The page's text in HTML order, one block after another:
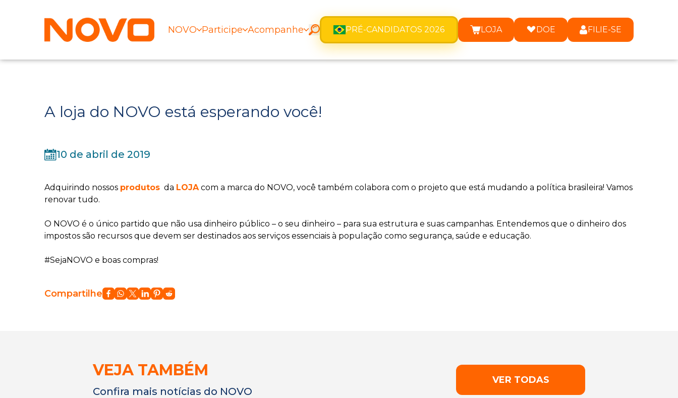
NOVO Participe Acompanhe PRÉ-CANDIDATOS 2026 LOJA DOE FILIE-SE
A loja do NOVO está esperando você!
10 de abril de 2019
Adquirindo nossos produtos da LOJAcom a marca do NOVO, você também colabora com o projeto que está mudando a política brasileira! Vamos
renovar tudo.
O NOVO é o único partido que não usa dinheiro público – o seu dinheiro – para sua estrutura e suas campanhas. Entendemos que o dinheiro dos
impostos são recursos que devem ser destinados aos serviços essenciais à população como segurança, saúde e educação.
#SejaNOVO e boas compras!
Compartilhe
VEJA TAMBÉM
Confira mais notícias do NOVO
VER TODAS